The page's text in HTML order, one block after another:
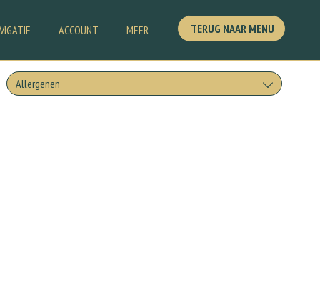
ACCOUNT MEER TERUG NAAR MENU
Allergenen